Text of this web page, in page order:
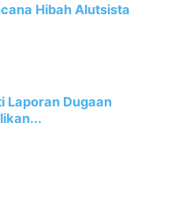
Hibah Alutsista
Laporan Dugaan